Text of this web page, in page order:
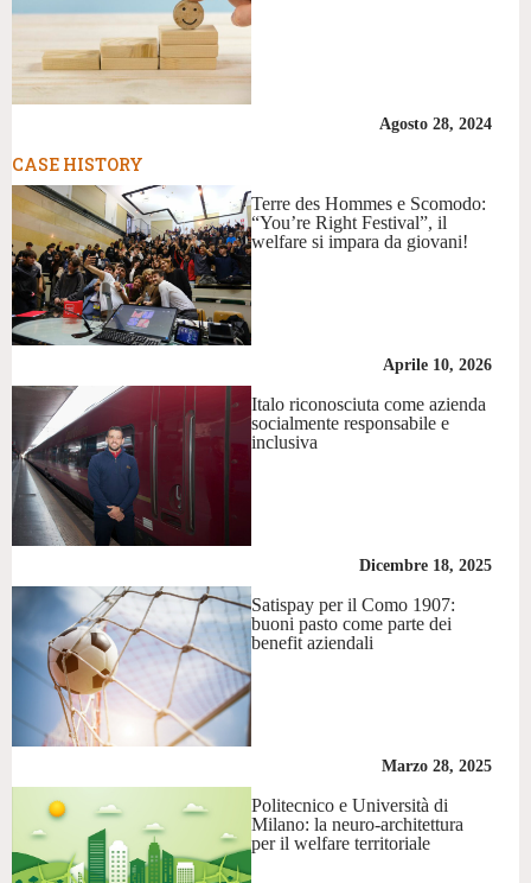
Agosto 28, 2024
CASE HISTORY
Terre des Hommes e Scomodo:
“You’re Right Festival”, il
welfare si impara da giovani!
Aprile 10, 2026
Italo riconosciuta come azienda
socialmente responsabile e
inclusiva
Dicembre 18, 2025
Satispay per il Como 1907:
buoni pasto come parte dei
benefit aziendali
Marzo 28, 2025
Politecnico e Università di
Milano: la neuro-architettura
per il welfare territoriale